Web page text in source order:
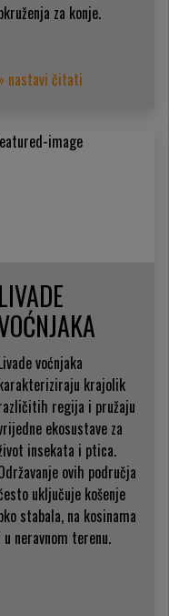
za konje.
nastavi čitati
LIVADE
voćnjaka
krajolik
regija i pružaju
ekosustave za
insekata i ptica.
ovih područja
uključuje košenje
stabala, na kosinama
u neravnom terenu.